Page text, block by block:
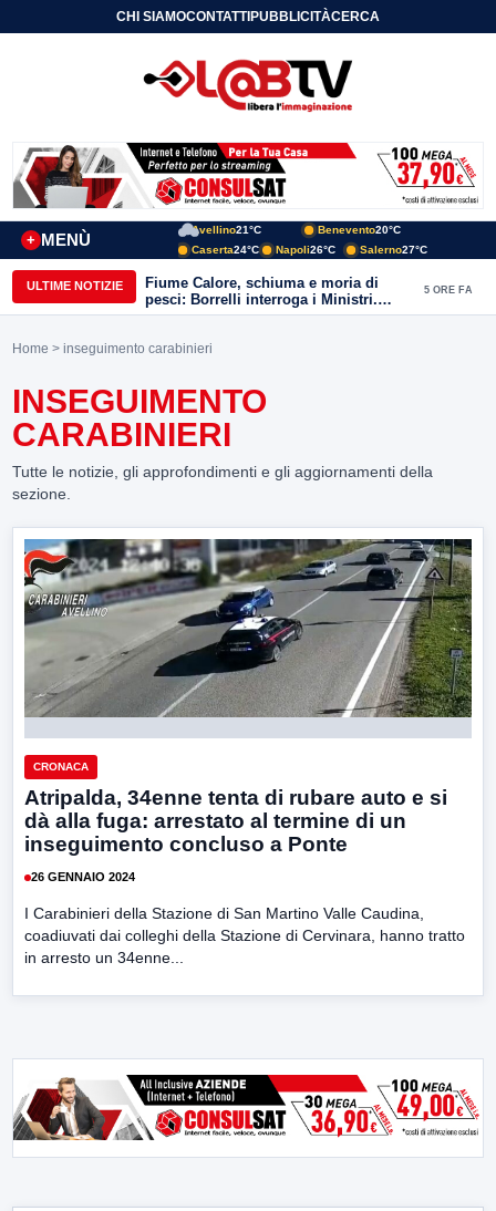
CHI SIAMOCONTATTIPUBBLICITÀCERCA
MENÙ
+
Avellino21°C Benevento20°C
Caserta24°C Napoli26°C Salerno27°C
ULTIME NOTIZIE
Fiume Calore, schiuma e moria di
pesci: Borrelli interroga i Ministri.
“Benevento paga l’assenza del
5 ORE FA
Home > inseguimento carabinieri
INSEGUIMENTO
CARABINIERI
Tutte le notizie, gli approfondimenti e gli aggiornamenti della
sezione.
CRONACA
Atripalda, 34enne tenta di rubare auto e si
dà alla fuga: arrestato al termine di un
inseguimento concluso a Ponte
26 GENNAIO 2024
I Carabinieri della Stazione di San Martino Valle Caudina,
coadiuvati dai colleghi della Stazione di Cervinara, hanno tratto
in arresto un 34enne...